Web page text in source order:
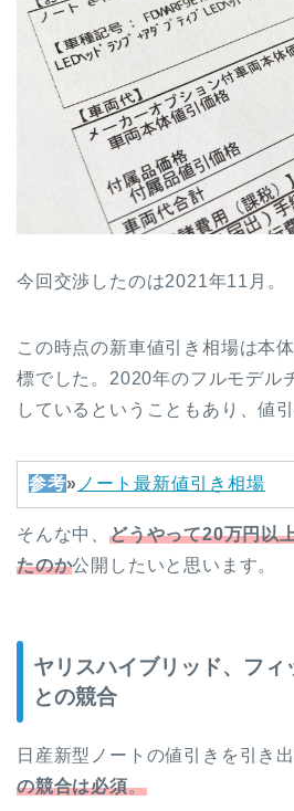
今回交渉したのは2021年11月。
この時点の新車値引き相場は本
標でした。2020年のフルモデル
しているということもあり、値
参考» ノート最新値引き相場
そんな中、 どうやって20万円以
たのか公開したいと思います。
ヤリスハイブリッド、フィ
との競合
日産新型ノートの値引きを引き
の競合は必須。